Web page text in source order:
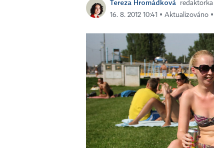
Tereza Hromádková
redaktorka
16. 8. 2012 10:41 ▪ Aktualizováno